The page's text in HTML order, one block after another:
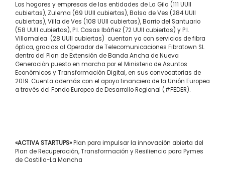
Los hogares y empresas de las entidades de La Gila (111 UUII
cubiertas), Zulema (69 UUII cubiertas), Balsa de Ves (284 UUII
cubiertas), Villa de Ves (108 UUII cubiertas), Barrio del Santuario
(58 UUII cubiertas), P.I. Casas Ibáñez (72 UUII cubiertas) y P.I.
Villamalea (28 UUII cubiertas) cuentan ya con servicios de fibra
óptica, gracias al Operador de Telecomunicaciones Fibratown SL
dentro del Plan de Extensión de Banda Ancha de Nueva
Generación puesto en marcha por el Ministerio de Asuntos
Económicos y Transformación Digital, en sus convocatorias de
2019. Cuenta además con el apoyo financiero de la Unión Europea
a través del Fondo Europeo de Desarrollo Regional (#FEDER).
«ACTIVA STARTUPS»Plan para impulsar la innovación abierta del
Plan de Recuperación, Transformación y Resiliencia para Pymes
de Castilla-La Mancha